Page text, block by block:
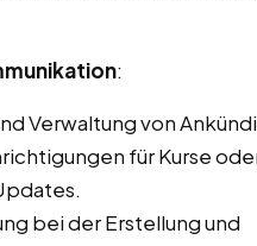
:
Verwaltung von
für Kurse
bei der Erstellung und